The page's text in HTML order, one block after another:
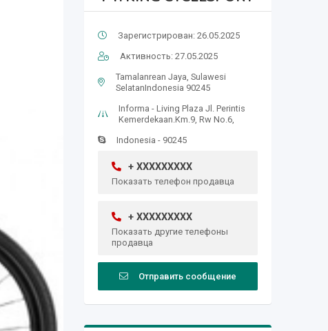
Зарегистрирован: 26.05.2025
Активность: 27.05.2025
Tamalanrean Jaya, Sulawesi
SelatanIndonesia 90245
Informa - Living Plaza Jl. Perintis
Kemerdekaan.Km.9, Rw No.6,
Indonesia - 90245
+ XXXXXXXXX
Показать телефон продавца
+ XXXXXXXXX
Показать другие телефоны
продавца
Отправить сообщение